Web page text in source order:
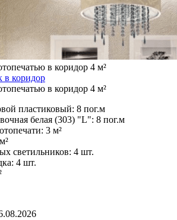
в коридор 4 м²
в коридор 4 м²
пластиковый: 8 пог.м
белая (303) "L": 8 пог.м
3 м²
светильников: 4 шт.
4 шт.